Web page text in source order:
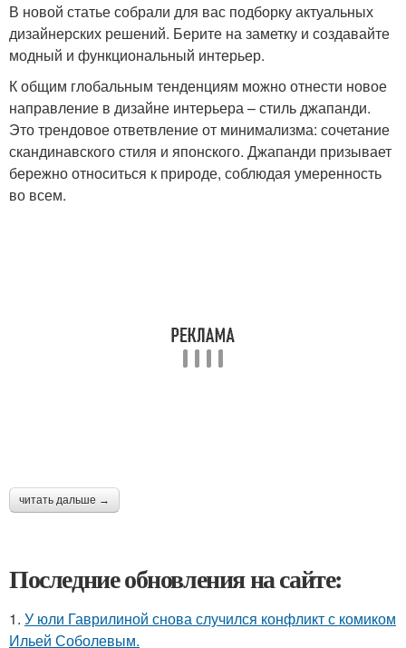
В новой статье собрали для вас подборку актуальных
дизайнерских решений. Берите на заметку и создавайте
модный и функциональный интерьер.
К общим глобальным тенденциям можно отнести новое
направление в дизайне интерьера – стиль джапанди.
Это трендовое ответвление от минимализма: сочетание
скандинавского стиля и японского. Джапанди призывает
бережно относиться к природе, соблюдая умеренность
во всем.
читать дальше →
Последние обновления на сайте:
1. У юли Гаврилиной снова случился конфликт с комиком
Ильей Соболевым.